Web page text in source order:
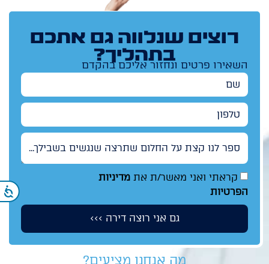
רוצים שנלווה גם אתכם
בתהליך?
השאירו פרטים ונחזור אליכם בהקדם
שם
טלפון
ספר לנו קצת על החלום שתרצה שנגשים בשבילך...
קראתי ואני מאשר/ת את מדיניות
הפרטיות
גם אני רוצה דירה >>>
מה אנחנו מציעים?